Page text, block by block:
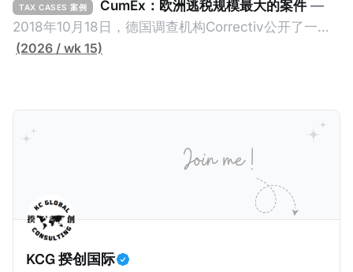
2026年1月，韩国国税厅的一纸追缴超过200亿韩元
（折合约8900万人民币）通知，将其推向了涉嫌逃避
缴纳所得税的舆论风口浪尖。 经过事情发展多月，最后
缴税款的记录。虽然他已经公开承认错误，但这一风波
已彻底重创其公众形象，导致多项高奢代言流产。不
过，他不至于被“封杀”，2026年5月15日Netflix的奇幻
动作喜剧《超能路人甲》正式上线，车银优在剧中饰演
主角之一李云情。 我们在这一篇文章将会基于网上信
息，剖析整个事情的来龙去脉。 请注意，由于车银优的
案例并无公开判决信息，网上信息不一定100%准确，
我们已经尽量采纳多方信息，争取以最客观的角度来推
TAX CASES 案例 CumEx：欧洲逃税规模最大的案件 —
2018年10月18日，德国调查机构Correctiv公开了一件
跨越十多年及横跨多个国家的逃税案，涉税金额超过
家金融机构，并引致了多家机构被起诉，部分甚至因而
破产。这一篇文章将会结合Correctiv、经合组织、
amaBhungane等国际组织的报告及文章，来给大家剖
Cum，简单来说就是“带股息”或“含股息”。 一家上市公
司宣告了股息，但在股权登记日截止前未支付股息的期
间，就属于“带股息”。比如，中国银行在2025年12月5
日公告派股息每10股1.094元，而2025年12月10日为最
(2026 / wk 15)
KCG 揆创国际